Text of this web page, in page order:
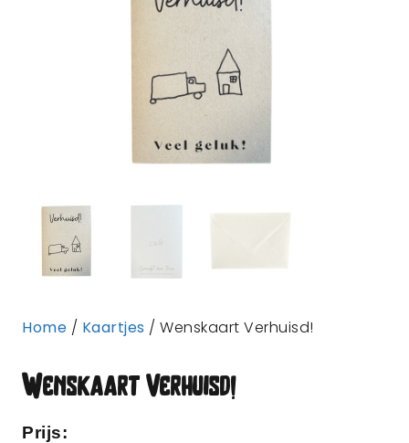
Home / Kaartjes / Wenskaart Verhuisd!
Wenskaart Verhuisd!
Prijs: